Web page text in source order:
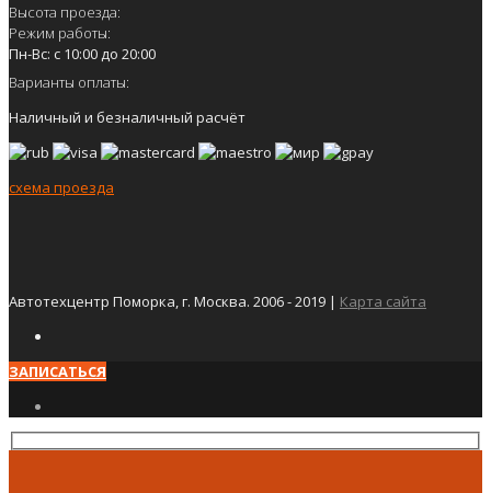
Высота проезда:
Режим работы:
Пн-Вс: с 10:00 до 20:00
Варианты оплаты:
Наличный и безналичный расчёт
схема проезда
Автотехцентр Поморка, г. Москва. 2006 - 2019 | Карта сайта
ЗАПИСАТЬСЯ